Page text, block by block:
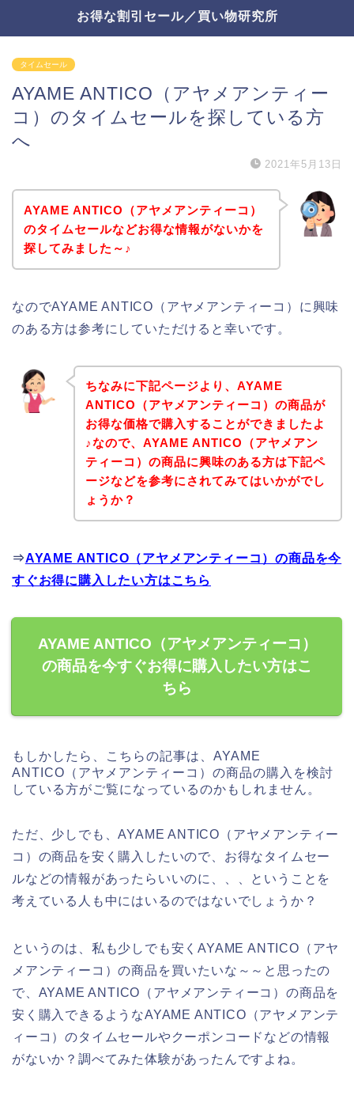
お得な割引セール／買い物研究所
タイムセール
AYAME ANTICO（アヤメアンティー
コ）のタイムセールを探している方
へ
2021年5月13日
AYAME ANTICO（アヤメアンティーコ）
のタイムセールなどお得な情報がないかを
探してみました～♪
なのでAYAME ANTICO（アヤメアンティーコ）に興味
のある方は参考にしていただけると幸いです。
ちなみに下記ページより、AYAME
ANTICO（アヤメアンティーコ）の商品が
お得な価格で購入することができましたよ
♪なので、AYAME ANTICO（アヤメアン
ティーコ）の商品に興味のある方は下記ペ
ージなどを参考にされてみてはいかがでし
ょうか？
⇒AYAME ANTICO（アヤメアンティーコ）の商品を今
すぐお得に購入したい方はこちら
AYAME ANTICO（アヤメアンティーコ）
の商品を今すぐお得に購入したい方はこ
ちら
もしかしたら、こちらの記事は、AYAME
ANTICO（アヤメアンティーコ）の商品の購入を検討
している方がご覧になっているのかもしれません。
ただ、少しでも、AYAME ANTICO（アヤメアンティー
コ）の商品を安く購入したいので、お得なタイムセー
ルなどの情報があったらいいのに、、、ということを
考えている人も中にはいるのではないでしょうか？
というのは、私も少しでも安くAYAME ANTICO（アヤ
メアンティーコ）の商品を買いたいな～～と思ったの
で、AYAME ANTICO（アヤメアンティーコ）の商品を
安く購入できるようなAYAME ANTICO（アヤメアンテ
ィーコ）のタイムセールやクーポンコードなどの情報
がないか？調べてみた体験があったんですよね。